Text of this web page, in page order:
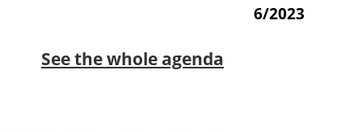
6/2023
See the whole agenda